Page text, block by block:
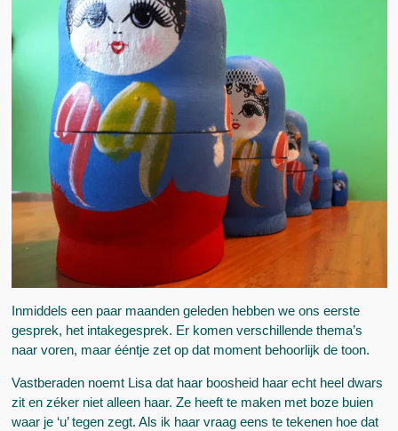
Inmiddels een paar maanden geleden hebben we ons eerste
gesprek, het intakegesprek. Er komen verschillende thema’s
naar voren, maar ééntje zet op dat moment behoorlijk de toon.
Vastberaden noemt Lisa dat haar boosheid haar echt heel dwars
zit en zéker niet alleen haar. Ze heeft te maken met boze buien
waar je ‘u’ tegen zegt. Als ik haar vraag eens te tekenen hoe dat